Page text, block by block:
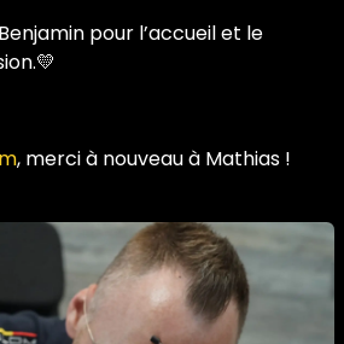
pour l’accueil et le
, merci à nouveau à Mathias !